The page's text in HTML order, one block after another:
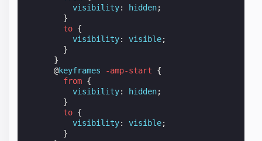
visibility: hidden;
}
to {
visibility: visible;
}
}
@keyframes -amp-start
{
from {
visibility: hidden;
}
to {
visibility: visible;
}